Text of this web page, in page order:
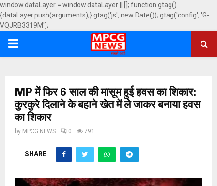
window.dataLayer = window.dataLayer || []; function gtag()
{dataLayer.push(arguments);} gtag('js', new Date()); gtag('config', 'G-
VQJRB3319M');
PRIMARY
MP में फिर 6 साल की मासूम हुई हवस का शिकार:
कुरकुरे दिलाने के बहाने खेत में ले जाकर बनाया हवस
का शिकार
by MPCG NEWS 0 791
SHARE